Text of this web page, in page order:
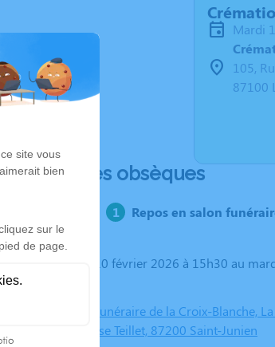
105,
87100
Déroulé des obsèques
Repos en salon
Chambre Funéraire de la Croix-Blanche,
rue Hortense Teillet, 87200 Saint-Junien